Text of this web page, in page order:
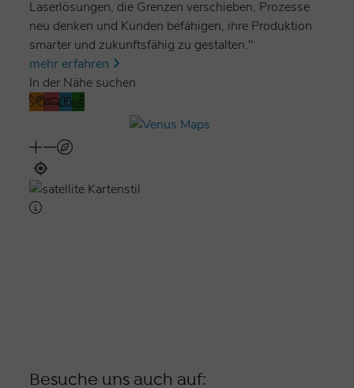
Laserlösungen, die Grenzen verschieben, Prozesse
neu denken und Kunden befähigen, ihre Produktion
smarter und zukunftsfähig zu gestalten."
mehr erfahren
In der Nähe suchen
Besuche uns auch auf: